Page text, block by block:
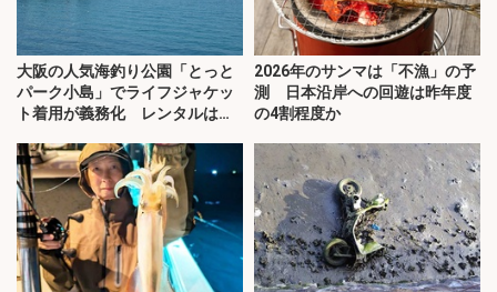
大阪の人気海釣り公園「とっと
パーク小島」でライフジャケッ
ト着用が義務化 レンタルはオ
2026年のサンマは「不漁」の予
測 日本沿岸への回遊は昨年度
の4割程度か